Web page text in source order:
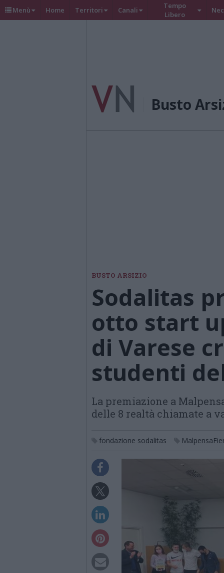
Menù Home Territori Canali
Tempo
Libero
Busto
BUSTO ARSIZIO
Sodalitas
otto start
di Varese
studenti
La premiazione a
delle 8 realtà chiamate a
fondazione sodalitas